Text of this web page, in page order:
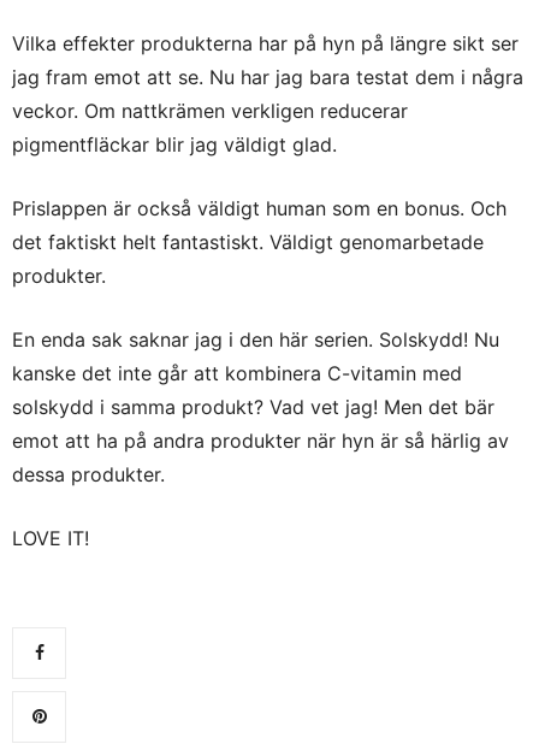
Vilka effekter produkterna har på hyn på längre sikt ser
jag fram emot att se. Nu har jag bara testat dem i några
veckor. Om nattkrämen verkligen reducerar
pigmentfläckar blir jag väldigt glad.
Prislappen är också väldigt human som en bonus. Och
det faktiskt helt fantastiskt. Väldigt genomarbetade
produkter.
En enda sak saknar jag i den här serien. Solskydd! Nu
kanske det inte går att kombinera C-vitamin med
solskydd i samma produkt? Vad vet jag! Men det bär
emot att ha på andra produkter när hyn är så härlig av
dessa produkter.
LOVE IT!